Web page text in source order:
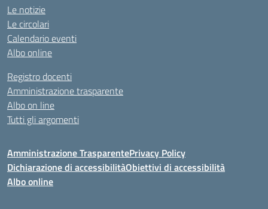
Le notizie
Le circolari
Calendario eventi
Albo online
Registro docenti
Amministrazione trasparente
Albo on line
Tutti gli argomenti
Amministrazione TrasparentePrivacy Policy
Dichiarazione di accessibilitàObiettivi di accessibilità
Albo online